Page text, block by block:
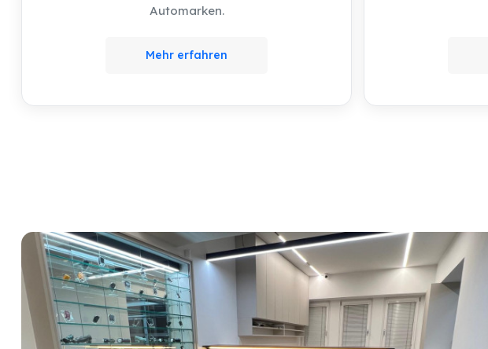
Automarken.
Mehr erfahren